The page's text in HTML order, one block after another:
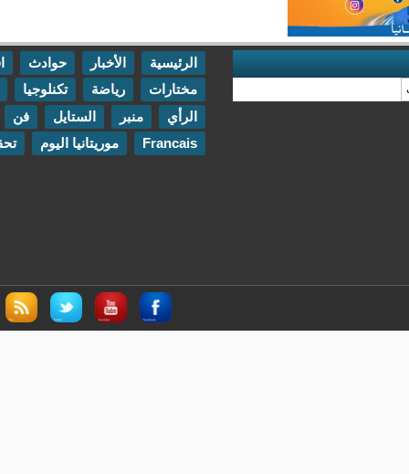
حوادث
اقتصاد
تكنلوجيا
مقابلات
الستايل فن
اتصل بنا
موريتانيا اليوم تحقيقات